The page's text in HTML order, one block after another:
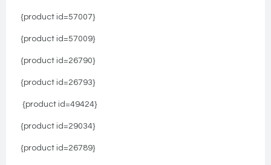
{product id=57007}
{product id=57009}
{product id=26790}
{product id=26793}
{product id=49424}
{product id=29034}
{product id=26789}